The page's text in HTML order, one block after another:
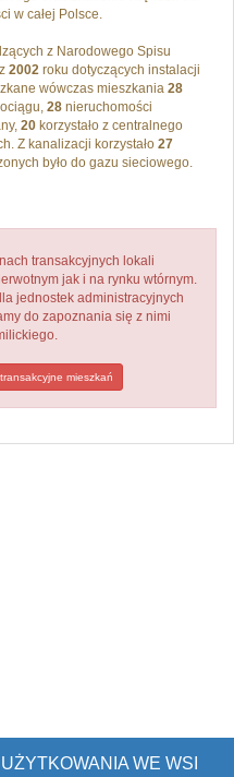
w całej Polsce.
z Narodowego Spisu
2002 roku dotyczących instalacji
wówczas mieszkania 28
28 nieruchomości
20 korzystało z centralnego
Z kanalizacji korzystało 27
było do gazu sieciowego.
transakcyjnych lokali
jak i na rynku wtórnym.
jednostek administracyjnych
do zapoznania się z nimi
mieszkań
WE WSI